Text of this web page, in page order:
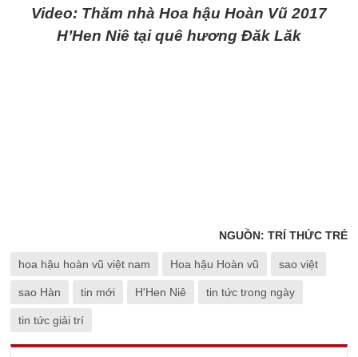
Video: Thăm nhà Hoa hậu Hoàn Vũ 2017
H’Hen Niê tại quê hương Đăk Lăk
NGUỒN: TRÍ THỨC TRẺ
hoa hậu hoàn vũ việt nam Hoa hậu Hoàn vũ sao việt
sao Hàn tin mới H'Hen Niê tin tức trong ngày
tin tức giải trí